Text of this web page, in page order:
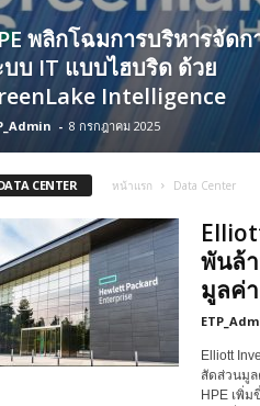
พลิกโฉมการบริหารจัดก
บบ IT แบบไฮบริด ด้วย
Intelligence
- 8 กรกฎาคม 2025
CENTER หน้าแรก Data Center
พันล้
มูลค่า
Elliott
สัดส่วนมูล
HPE เพิ่